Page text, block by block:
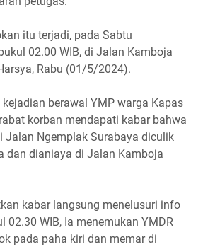
itu terjadi, pada Sabtu
02.00 WIB, di Jalan Kamboja
Rabu (01/5/2024).
berawal YMP warga Kapas
korban mendapati kabar bahwa
Jalan Ngemplak Surabaya diculik
dan dianiaya di Jalan Kamboja
kabar langsung menelusuri info
02.30 WIB, Ia menemukan YMDR
pada paha kiri dan memar di